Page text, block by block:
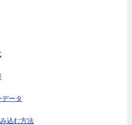
ータ
込む方法